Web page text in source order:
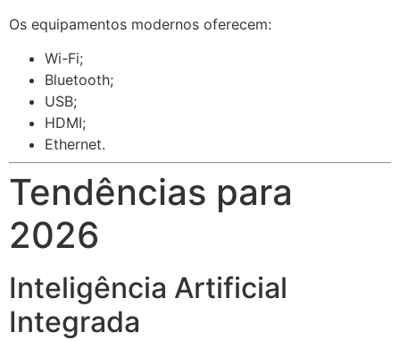
Os equipamentos modernos oferecem:
Wi-Fi;
Bluetooth;
USB;
HDMI;
Ethernet.
Tendências para
2026
Inteligência Artificial
Integrada